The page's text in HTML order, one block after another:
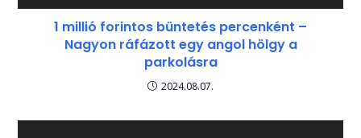
1 millió forintos büntetés percenként –
Nagyon ráfázott egy angol hölgy a
parkolásra
2024.08.07.